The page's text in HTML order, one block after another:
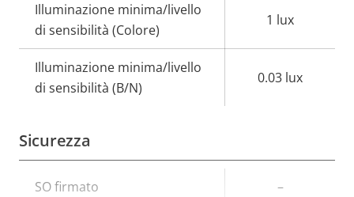
Illuminazione minima/livello
di sensibilità (Colore)
1 lux
Illuminazione minima/livello
di sensibilità (B/N)
0.03 lux
Sicurezza
Descrizione
SO firmato –